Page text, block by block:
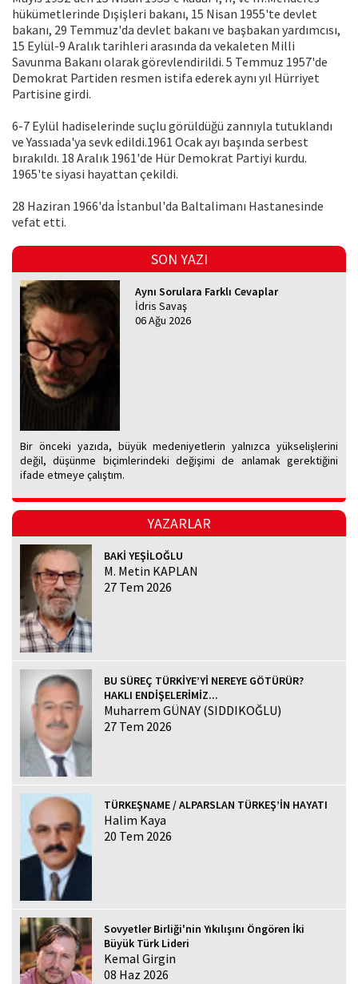
hükümetlerinde Dışişleri bakanı, 15 Nisan 1955'te devlet
bakanı, 29 Temmuz'da devlet bakanı ve başbakan yardımcısı,
15 Eylül-9 Aralık tarihleri arasında da vekaleten Milli
Savunma Bakanı olarak görevlendirildi. 5 Temmuz 1957'de
Demokrat Partiden resmen istifa ederek aynı yıl Hürriyet
Partisine girdi.
6-7 Eylül hadiselerinde suçlu görüldüğü zannıyla tutuklandı
ve Yassıada'ya sevk edildi.1961 Ocak ayı başında serbest
bırakıldı. 18 Aralık 1961'de Hür Demokrat Partiyi kurdu.
1965'te siyasi hayattan çekildi.
28 Haziran 1966'da İstanbul'da Baltalimanı Hastanesinde
vefat etti.
SON YAZI
Aynı Sorulara Farklı Cevaplar
İdris Savaş
06 Ağu 2026
Bir önceki yazıda, büyük medeniyetlerin yalnızca yükselişlerini
değil, düşünme biçimlerindeki değişimi de anlamak gerektiğini
ifade etmeye çalıştım.
YAZARLAR
BAKİ YEŞİLOĞLU
M. Metin KAPLAN
27 Tem 2026
BU SÜREÇ TÜRKİYE’Yİ NEREYE GÖTÜRÜR?
HAKLI ENDİŞELERİMİZ...
Muharrem GÜNAY (SIDDIKOĞLU)
27 Tem 2026
TÜRKEŞNAME / ALPARSLAN TÜRKEŞ’İN HAYATI
Halim Kaya
20 Tem 2026
Sovyetler Birliği'nin Yıkılışını Öngören İki
Büyük Türk Lideri
Kemal Girgin
08 Haz 2026